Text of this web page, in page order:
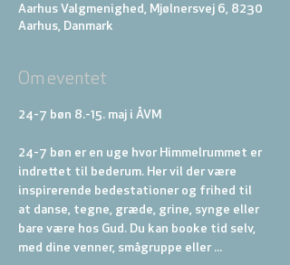
Aarhus Valgmenighed, Mjølnersvej 6, 8230
Aarhus, Danmark
Om eventet
24-7 bøn 8.-15. maj i ÅVM
24-7 bøn er en uge hvor Himmelrummet er
indrettet til bederum. Her vil der være
inspirerende bedestationer og frihed til
at danse, tegne, græde, grine, synge eller
bare være hos Gud. Du kan booke tid selv,
med dine venner, smågruppe eller ...